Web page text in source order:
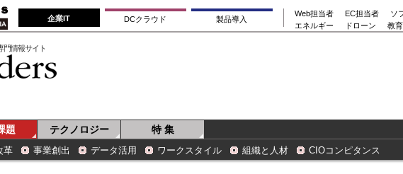
企業IT DCクラウド 製品導入
Web担当者 EC担当者
ソ
エネルギー
ドローン 教
門情報サイト
題 テクノロジー 特 集
革 事業創出 データ活用 ワークスタイル 組織と人材 CIOコンピタンス